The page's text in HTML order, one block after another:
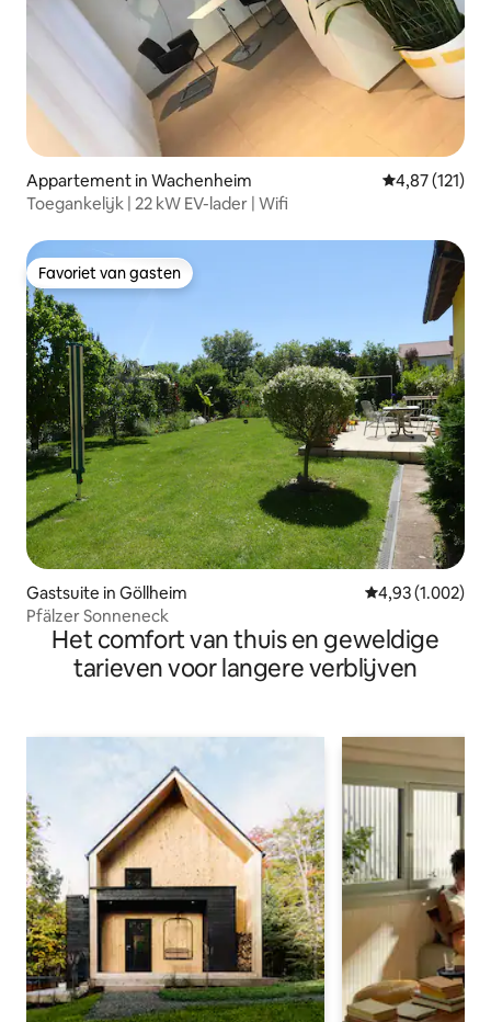
Appartement in Wachenheim Gemiddelde
4,87 (121)
Toegankelijk | 22 kW EV-lader | Wifi
Favoriet van gasten
Favoriet van gasten
Gastsuite in Göllheim Gemiddelde
4,93 (1.002)
Pfälzer Sonneneck
Het comfort van thuis en geweldige
tarieven voor langere verblijven